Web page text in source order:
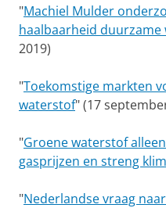
"Machiel Mulder
haalbaarheid
2019)
"Toekomstige markten
waterstof" (17
"Groene waterstof
gasprijzen en streng
"Nederlandse vraag